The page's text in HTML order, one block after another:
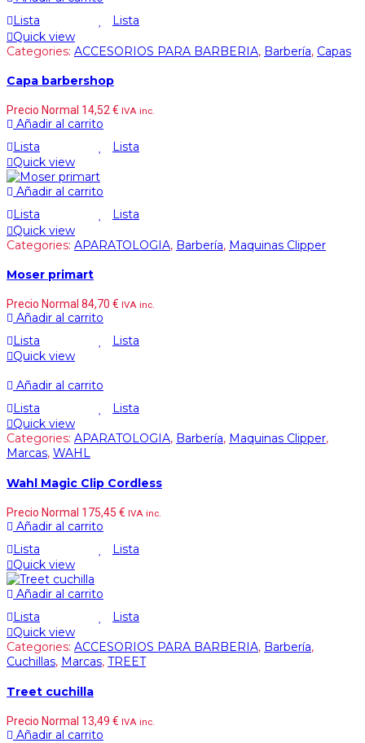
Lista
Lista
Quick view
Categories: ACCESORIOS PARA BARBERIA, Barbería, Capas
Capa barbershop
Precio Normal 14,52 € IVA inc.
Añadir al carrito
Lista
Lista
Quick view
Añadir al carrito
Lista
Lista
Quick view
Categories: APARATOLOGIA, Barbería, Maquinas Clipper
Moser primart
Precio Normal 84,70 € IVA inc.
Añadir al carrito
Lista
Lista
Quick view
Añadir al carrito
Lista
Lista
Quick view
Categories: APARATOLOGIA, Barbería, Maquinas Clipper,
Marcas, WAHL
Wahl Magic Clip Cordless
Precio Normal 175,45 € IVA inc.
Añadir al carrito
Lista
Lista
Quick view
Añadir al carrito
Lista
Lista
Quick view
Categories: ACCESORIOS PARA BARBERIA, Barbería,
Cuchillas, Marcas, TREET
Treet cuchilla
Precio Normal 13,49 € IVA inc.
Añadir al carrito